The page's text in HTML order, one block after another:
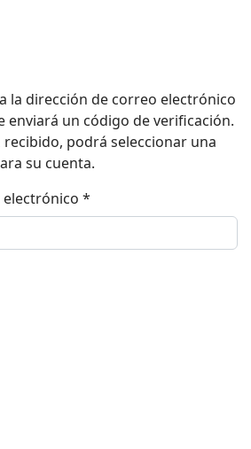
la dirección de correo electrónico
enviará un código de verificación.
recibido, podrá seleccionar una
su cuenta.
*